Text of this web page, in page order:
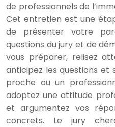
de professionnels de
Cet entretien est une
de présenter votre
questions du jury et de
vous préparer, relisez
anticipez les questions et
proche ou un
adoptez une attitude
et argumentez vos
concrets. Le jury